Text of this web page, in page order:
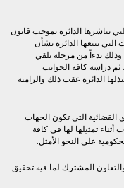
تباشرها الدائرة بموجب قانون
تتبعها الدائرة بشأن
وذلك بدءاً من مرحلة تلقي
ثم دراسة كافة الجوانب
الدائرة عقب ذلك والرامية
القضائية التي تكون الجهات
تمثيلها لها في كافة
على النحو الأمثل.
المشترك لما فيه تحقيق